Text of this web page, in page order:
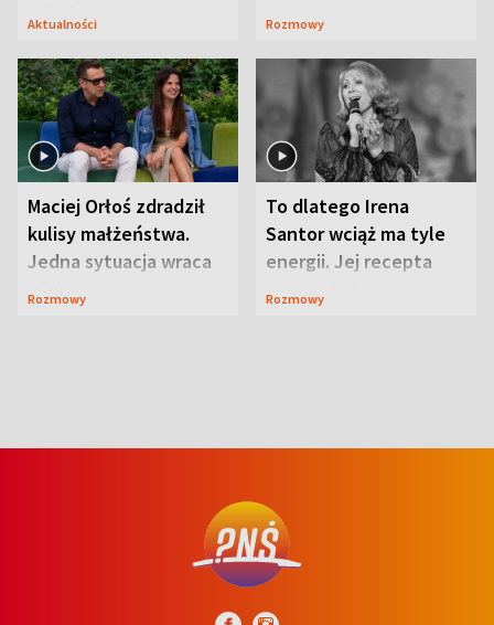
Lubelszczyzna
Aktualności Rozmowy
Maciej Orłoś zdradził
kulisy małżeństwa.
Jedna sytuacja wraca
jak bumerang
Rozmowy
To dlatego Irena
Santor wciąż ma tyle
energii. Jej recepta
jest zaskakująco
Rozmowy